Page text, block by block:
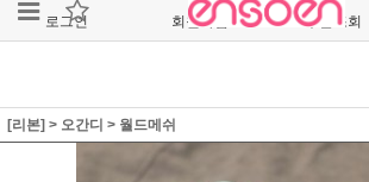
로그인 회원가입 주문조회
[리본] > 오간디 > 월드메쉬